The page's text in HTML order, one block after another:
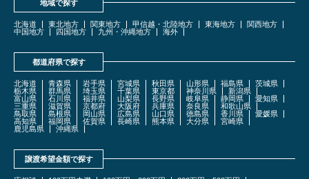
地域で探す
北海道 東北地方 関東地方 甲信越・北陸地方 東海地方
関西地方
中国地方
四国地方 九州・沖縄地方 海外
都道府県で探す
北海道 青森県 岩手県 宮城県 秋田県 山形県 福島県
茨城県
栃木県
群馬県 埼玉県 千葉県 東京都 神奈川県
新潟県
富山県
石川県 福井県 山梨県 長野県 岐阜県 静岡県
愛知県
三重県
滋賀県 京都府 大阪府 兵庫県 奈良県
和歌山県
鳥取県
島根県 岡山県 広島県 山口県 徳島県 香川県
愛媛県
高知県
福岡県 佐賀県 長崎県 熊本県 大分県
宮崎県
鹿児島県
沖縄県
譲渡希望金額で探す